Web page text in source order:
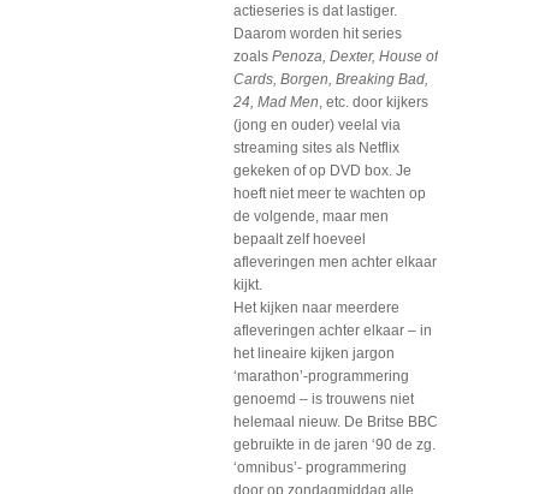
actieseries is dat lastiger.
Daarom worden hit series
zoals Penoza, Dexter, House of
Cards, Borgen, Breaking Bad,
24, Mad Men, etc. door kijkers
(jong en ouder) veelal via
streaming sites als Netflix
gekeken of op DVD box. Je
hoeft niet meer te wachten op
de volgende, maar men
bepaalt zelf hoeveel
afleveringen men achter elkaar
kijkt.
Het kijken naar meerdere
afleveringen achter elkaar – in
het lineaire kijken jargon
‘marathon’-programmering
genoemd – is trouwens niet
helemaal nieuw. De Britse BBC
gebruikte in de jaren ‘90 de zg.
‘omnibus’- programmering
door op zondagmiddag alle